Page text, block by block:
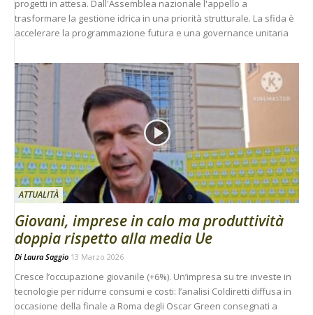
progetti in attesa. Dall'Assemblea nazionale l'appello a
trasformare la gestione idrica in una priorità strutturale. La sfida è
accelerare la programmazione futura e una governance unitaria
ATTUALITÀ
Giovani, imprese in calo ma produttività
doppia rispetto alla media Ue
Di Laura Saggio 13 Marzo 2026
Cresce l’occupazione giovanile (+6%). Un’impresa su tre investe in
tecnologie per ridurre consumi e costi: l’analisi Coldiretti diffusa in
occasione della finale a Roma degli Oscar Green consegnati a